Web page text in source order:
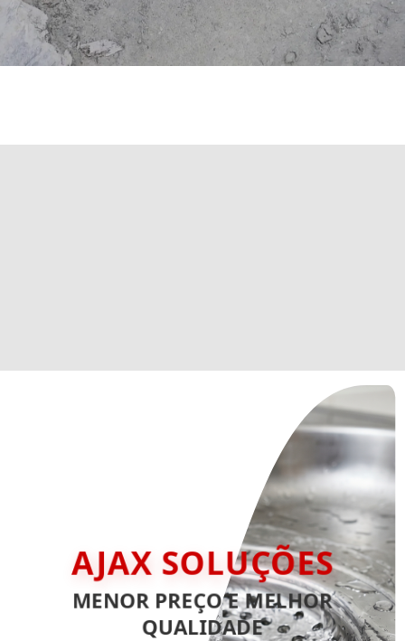
AJAX SOLUÇÕES
MENOR PREÇO E MELHOR
QUALIDADE